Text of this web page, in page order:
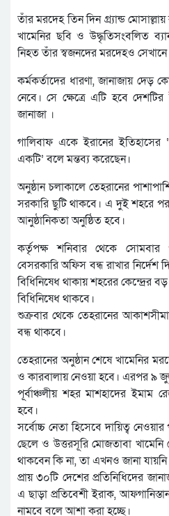
তাঁর মরদেহ তিন দিন গ্র্যান্ড
খামেনির ছবি ও উদ্ধৃতিসংবলিত
নিহত তাঁর স্বজনদের মরদেহও সেখানে
কর্মকর্তাদের ধারণা, জানাজায়
নেবে। সে ক্ষেত্রে এটি হবে দেশটির
জানাজা ।
গালিবাফ একে ইরানের ইতিহাসের
একটি’ বলে মন্তব্য করেছেন।
অনুষ্ঠান চলাকালে তেহরানের
সরকারি ছুটি থাকবে। এ দুই শহরে
আনুষ্ঠানিকতা অনুষ্ঠিত হবে।
কর্তৃপক্ষ শনিবার থেকে সোমবার
বেসরকারি অফিস বন্ধ রাখার নির্দেশ
বিধিনিষেধ থাকায় শহরের কেন্দ্রের
বিধিনিষেধ থাকবে।
শুক্রবার থেকে তেহরানের
বন্ধ থাকবে।
তেহরানের অনুষ্ঠান শেষে খামেনির
ও কারবালায় নেওয়া হবে। এরপর ৯
পূর্বাঞ্চলীয় শহর মাশহাদের ইমাম
হবে।
সর্বোচ্চ নেতা হিসেবে দায়িত্ব
ছেলে ও উত্তরসূরি মোজতাবা খামেনি
থাকবেন কি না, তা এখনও জানা
প্রায় ৩০টি দেশের প্রতিনিধিদের
এ ছাড়া প্রতিবেশী ইরাক,
নামবে বলে আশা করা হচ্ছে।